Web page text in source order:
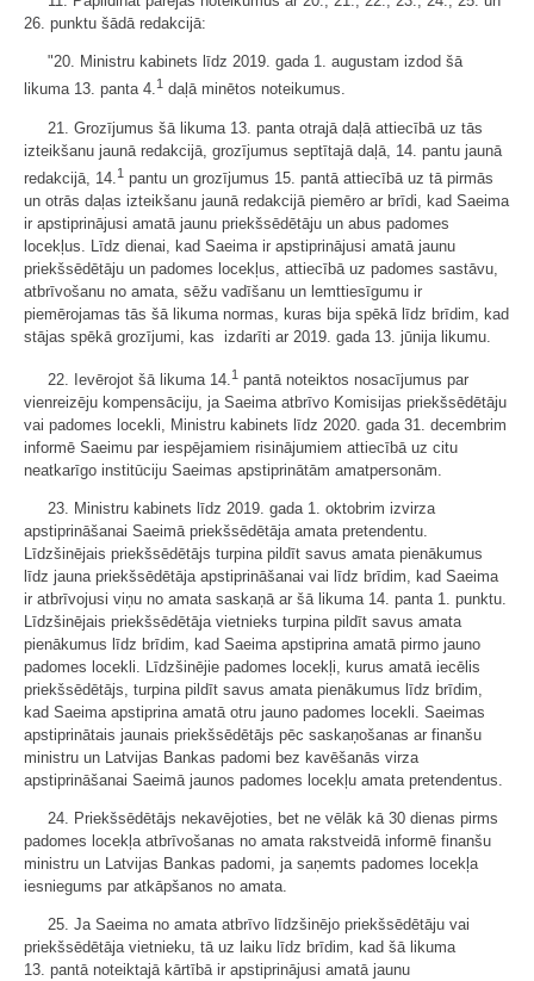
26. punktu šādā redakcijā:
"20. Ministru kabinets līdz 2019. gada 1. augustam izdod šā
likuma 13. panta 4.1 daļā minētos noteikumus.
21. Grozījumus šā likuma 13. panta otrajā daļā attiecībā uz tās
izteikšanu jaunā redakcijā, grozījumus septītajā daļā, 14. pantu jaunā
redakcijā, 14. 1 pantu un grozījumus 15. pantā attiecībā uz tā pirmās
un otrās daļas izteikšanu jaunā redakcijā piemēro ar brīdi, kad Saeima
ir apstiprinājusi amatā jaunu priekšsēdētāju un abus padomes
locekļus. Līdz dienai, kad Saeima ir apstiprinājusi amatā jaunu
priekšsēdētāju un padomes locekļus, attiecībā uz padomes sastāvu,
atbrīvošanu no amata, sēžu vadīšanu un lemttiesīgumu ir
piemērojamas tās šā likuma normas, kuras bija spēkā līdz brīdim, kad
stājas spēkā grozījumi, kas izdarīti ar 2019. gada 13. jūnija likumu.
22. Ievērojot šā likuma 14.1 pantā noteiktos nosacījumus par
vienreizēju kompensāciju, ja Saeima atbrīvo Komisijas priekšsēdētāju
vai padomes locekli, Ministru kabinets līdz 2020. gada 31. decembrim
informē Saeimu par iespējamiem risinājumiem attiecībā uz citu
neatkarīgo institūciju Saeimas apstiprinātām amatpersonām.
23. Ministru kabinets līdz 2019. gada 1. oktobrim izvirza
apstiprināšanai Saeimā priekšsēdētāja amata pretendentu.
Līdzšinējais priekšsēdētājs turpina pildīt savus amata pienākumus
līdz jauna priekšsēdētāja apstiprināšanai vai līdz brīdim, kad Saeima
ir atbrīvojusi viņu no amata saskaņā ar šā likuma 14. panta 1. punktu.
Līdzšinējais priekšsēdētāja vietnieks turpina pildīt savus amata
pienākumus līdz brīdim, kad Saeima apstiprina amatā pirmo jauno
padomes locekli. Līdzšinējie padomes locekļi, kurus amatā iecēlis
priekšsēdētājs, turpina pildīt savus amata pienākumus līdz brīdim,
kad Saeima apstiprina amatā otru jauno padomes locekli. Saeimas
apstiprinātais jaunais priekšsēdētājs pēc saskaņošanas ar finanšu
ministru un Latvijas Bankas padomi bez kavēšanās virza
apstiprināšanai Saeimā jaunos padomes locekļu amata pretendentus.
24. Priekšsēdētājs nekavējoties, bet ne vēlāk kā 30 dienas pirms
padomes locekļa atbrīvošanas no amata rakstveidā informē finanšu
ministru un Latvijas Bankas padomi, ja saņemts padomes locekļa
iesniegums par atkāpšanos no amata.
25. Ja Saeima no amata atbrīvo līdzšinējo priekšsēdētāju vai
priekšsēdētāja vietnieku, tā uz laiku līdz brīdim, kad šā likuma
13. pantā noteiktajā kārtībā ir apstiprinājusi amatā jaunu